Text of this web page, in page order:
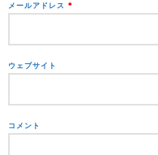
メールアドレス *
ウェブサイト
コメント